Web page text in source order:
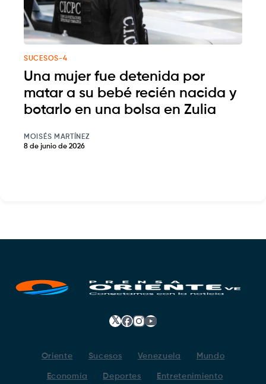
SUCESOS-4
Una mujer fue detenida por
matar a su bebé recién nacida y
botarlo en una bolsa en Zulia
MOISÉS MARTÍNEZ
8 de junio de 2026
𝕏 Facebook
Instagram
YouTube
Oriente Sucesos Venezuela Mundo
Economía Deportes Entretenimiento